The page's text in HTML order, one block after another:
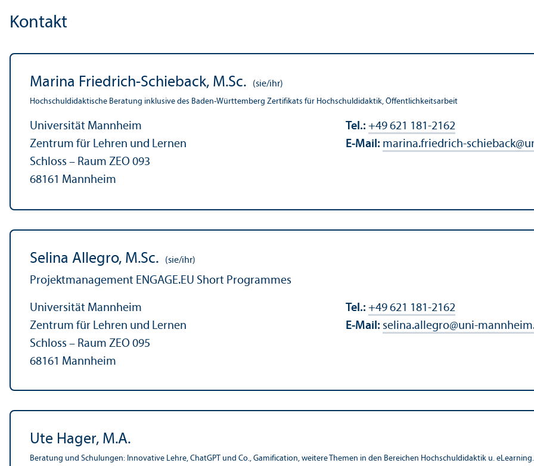
Kontakt
Marina Friedrich-Schieback, M.Sc. (sie/ihr)
Hochschul­didaktische Beratung inklusive des Baden-Württemberg Zertifikats für Hochschul­didaktik, Öffentlichkeits­arbeit
Universität Mannheim
Zentrum für Lehren und Lernen
Schloss – Raum ZEO 093
68161 Mannheim
Tel.: +49 621 181-2162
E-Mail: marina.friedrich-schieback@
Selina Allegro, M.Sc. (sie/ihr)
Projekt­management ENGAGE.EU Short Programmes
Universität Mannheim
Zentrum für Lehren und Lernen
Schloss – Raum ZEO 095
68161 Mannheim
Tel.: +49 621 181-2162
E-Mail: selina.allegro@uni-
Ute Hager, M.A.
Beratung und Schulungen: Innovative Lehre, ChatGPT und Co., Gamification, weitere Themen in den Bereichen Hochschul­didaktik u.